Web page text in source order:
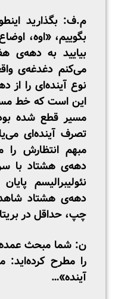
م.ف: بگذارید
بگوییم، «اوه،
بیایید به دهه‌ی
می‌کنم دغدغه‌ی
نوع آینده‌ای را از
این است که خط
مسیر قطع شده
تصرف آینده‌ای
مبهم انتظارش
دهه‌ی هشتاد با
نئولیبرالیسم
دهه‌ی هشتاد
چپ، حداقل در
ن: شما مبحث
را مطرح کرده‌اید:
آینده»…